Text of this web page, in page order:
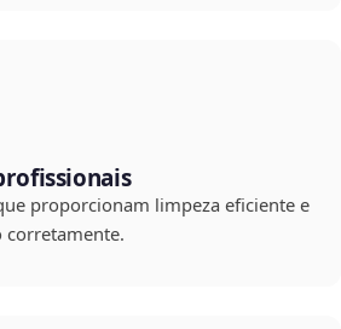
proporcionam limpeza eficiente e
corretamente.